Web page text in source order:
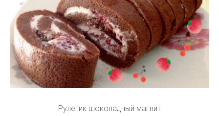
Рулетик шоколадный магнит